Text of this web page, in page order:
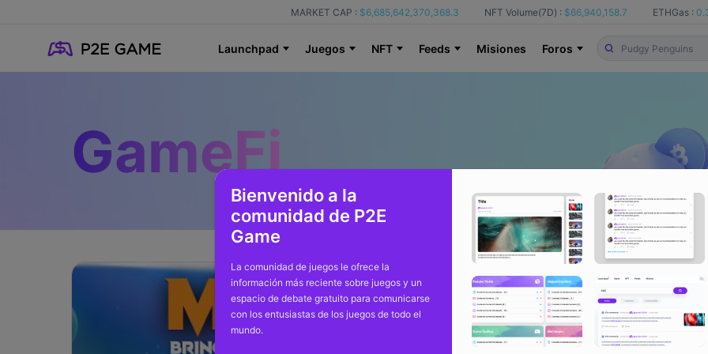
MARKET CAP : $6,685,642,370,368.3 NFT Volume(7D) : $66,940,158.7 ETHGas :
Launchpad Juegos NFT Feeds Misiones Foros
Bienvenido a la
comunidad de P2E
Game
La comunidad de juegos le ofrece la
información más reciente sobre juegos y un
espacio de debate gratuito para comunicarse
con los entusiastas de los juegos de todo el
mundo.
GameFi